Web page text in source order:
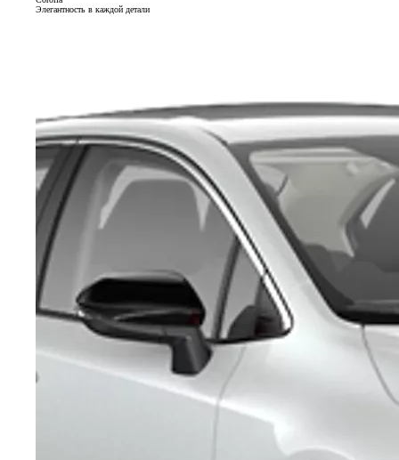
Элегантность в каждой детали